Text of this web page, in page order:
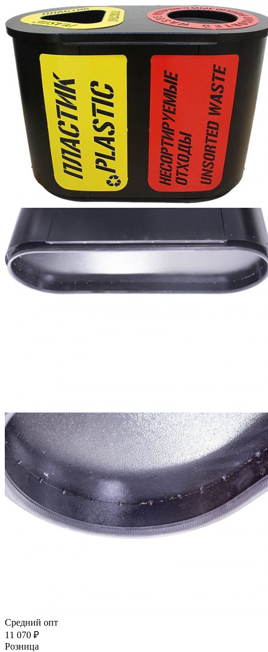
Средний опт
11 070 ₽
Розница